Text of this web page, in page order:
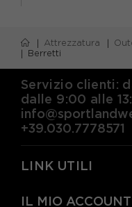
Attrezzatura
Berretti
Servizio clienti:
dalle 9:00 alle
+39.030.7778571
LINK UTILI
IL MIO ACCOUNT